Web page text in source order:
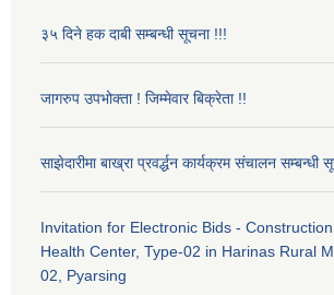
३५ दिने हक दाबी सम्बन्धी सूचना !!!
जागरुप उपभोक्ता ! जिम्मेवार बिक्रेता !!
साझेदारीमा बाख्रा प्रवर्द्धन कार्यक्रम संचालन सम्बन्धी
Invitation for Electronic Bids -
Health Center, Type-02 in Harinas Rural
02, Pyarsing